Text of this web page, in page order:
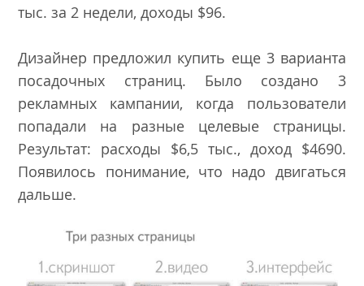
тыс. за 2 недели, доходы $96.
Дизайнер предложил купить еще 3 варианта
посадочных страниц. Было создано 3
рекламных кампании, когда пользователи
попадали на разные целевые страницы.
Результат: расходы $6,5 тыс., доход $4690.
Появилось понимание, что надо двигаться
дальше.